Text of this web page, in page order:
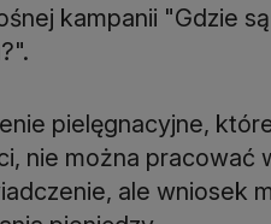
kampanii "Gdzie
pielęgnacyjne,
nie można pracować
ale wniosek